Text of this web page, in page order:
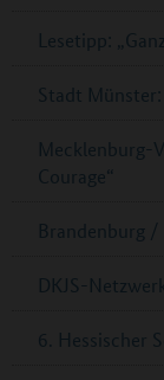
Lesetipp:
Stadt
Mecklenburg-
Courage“
Brandenburg
DKJS-
6. Hessischer